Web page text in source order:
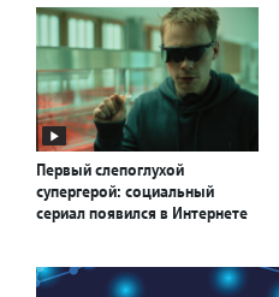
Первый слепоглухой
супергерой: социальный
сериал появился в Интернете